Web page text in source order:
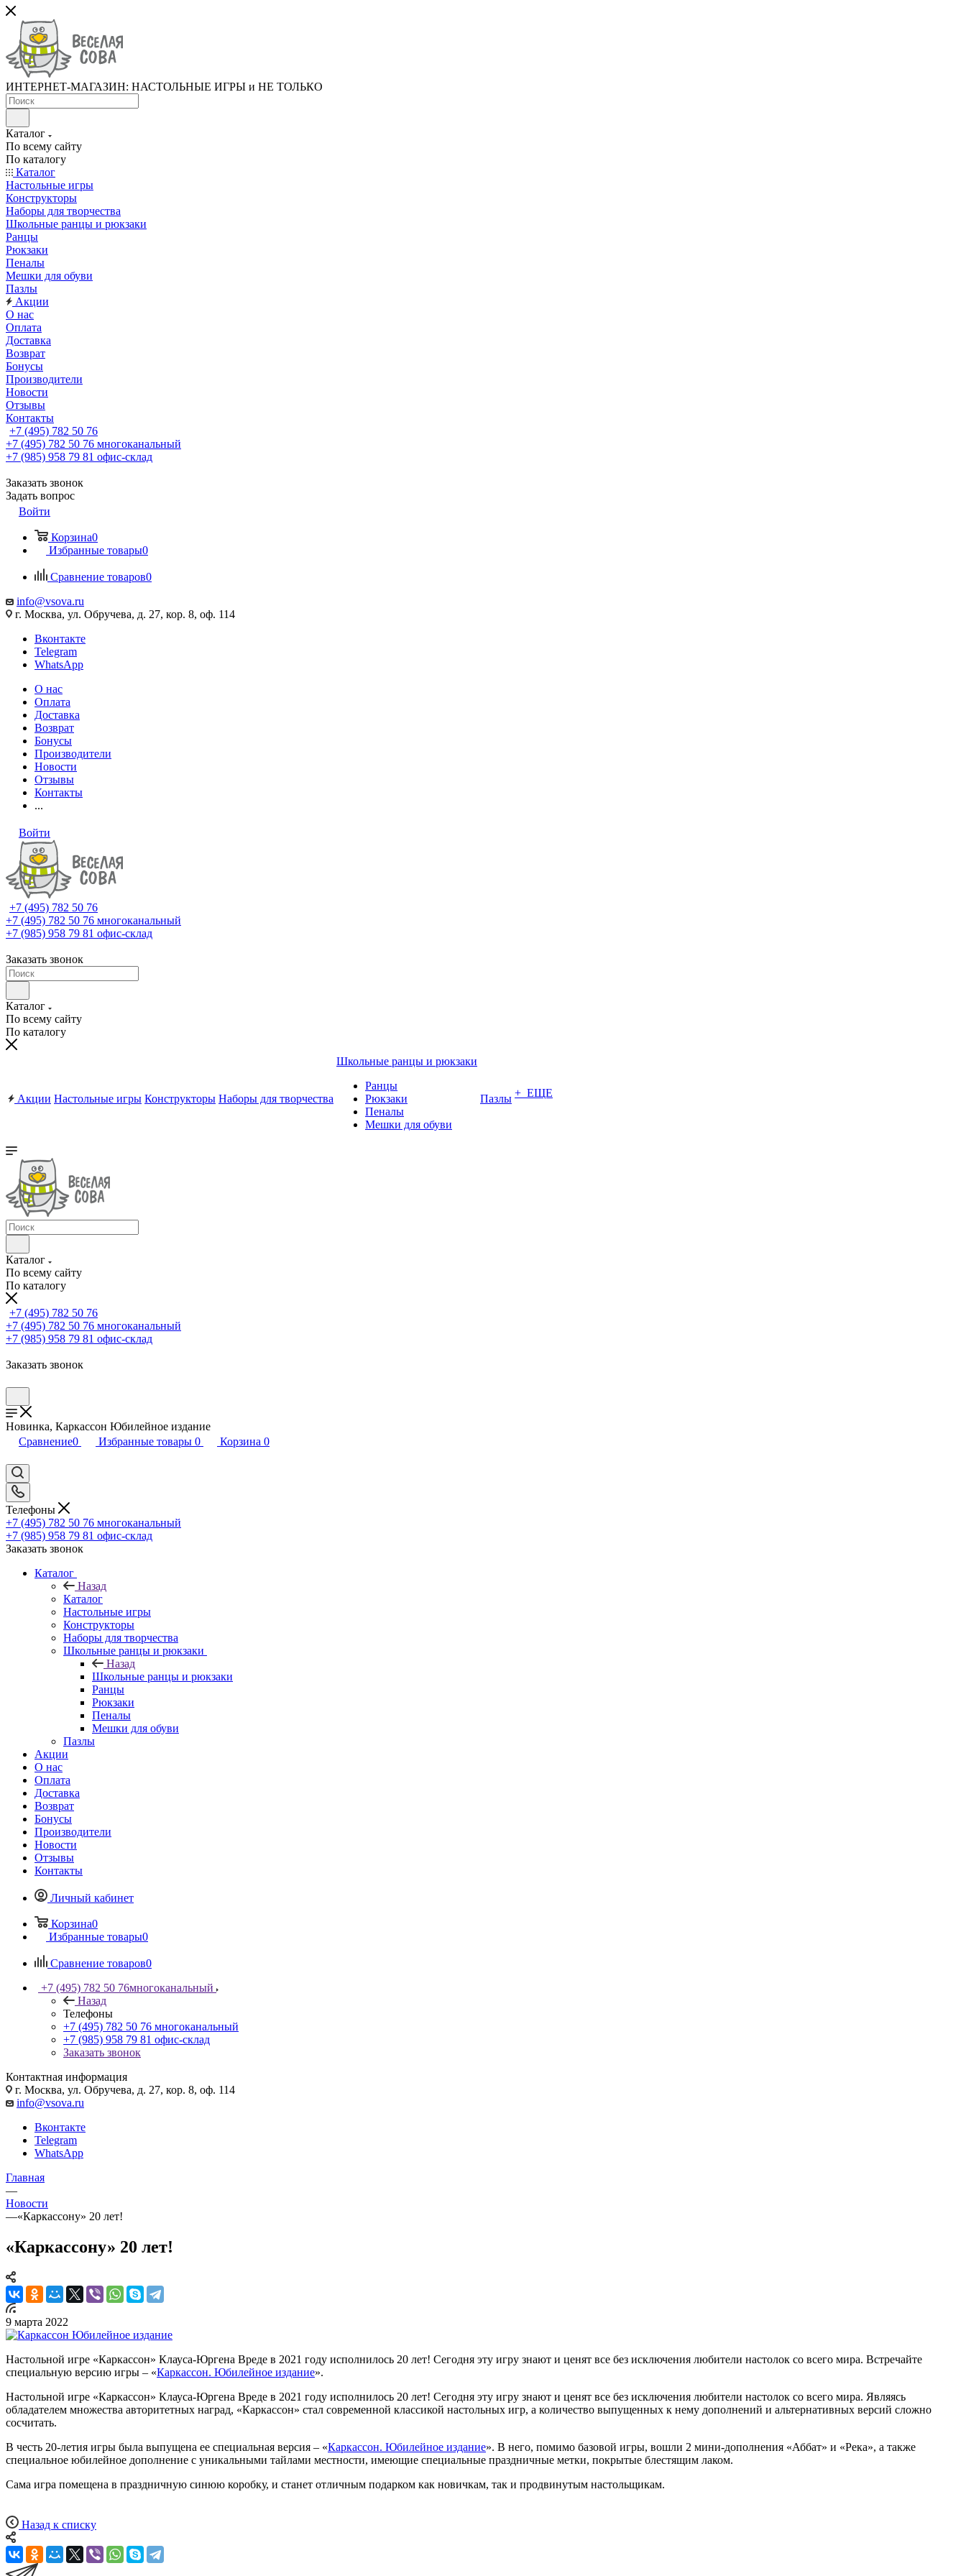
ИНТЕРНЕТ-МАГАЗИН: НАСТОЛЬНЫЕ ИГРЫ и НЕ ТОЛЬКО
Каталог
По всему сайту
По каталогу
Каталог
Настольные игры
Конструкторы
Наборы для творчества
Школьные ранцы и рюкзаки
Ранцы
Рюкзаки
Пеналы
Мешки для обуви
Пазлы
Акции
О нас
Оплата
Доставка
Возврат
Бонусы
Производители
Новости
Отзывы
Контакты
+7 (495) 782 50 76
+7 (495) 782 50 76 многоканальный
+7 (985) 958 79 81 офис-склад
Заказать звонок
Задать вопрос
Войти
Корзина0
Избранные товары0
Сравнение товаров0
info@vsova.ru
г. Москва, ул. Обручева, д. 27, кор. 8, оф. 114
Вконтакте
Telegram
WhatsApp
О нас
Оплата
Доставка
Возврат
Бонусы
Производители
Новости
Отзывы
Контакты
...
Войти
+7 (495) 782 50 76
+7 (495) 782 50 76 многоканальный
+7 (985) 958 79 81 офис-склад
Заказать звонок
Каталог
По всему сайту
По каталогу
Акции Настольные игры Конструкторы Наборы для творчества
Школьные ранцы и рюкзаки
Ранцы
Рюкзаки
Пеналы
Мешки для обуви
Пазлы + ЕЩЕ
Каталог
По всему сайту
По каталогу
+7 (495) 782 50 76
+7 (495) 782 50 76 многоканальный
+7 (985) 958 79 81 офис-склад
Заказать звонок
Новинка, Каркассон Юбилейное издание
Сравнение0 Избранные товары 0 Корзина 0
Телефоны
+7 (495) 782 50 76 многоканальный
+7 (985) 958 79 81 офис-склад
Заказать звонок
Каталог
Назад
Каталог
Настольные игры
Конструкторы
Наборы для творчества
Школьные ранцы и рюкзаки
Назад
Школьные ранцы и рюкзаки
Ранцы
Рюкзаки
Пеналы
Мешки для обуви
Пазлы
Акции
О нас
Оплата
Доставка
Возврат
Бонусы
Производители
Новости
Отзывы
Контакты
Личный кабинет
Корзина0
Избранные товары0
Сравнение товаров0
+7 (495) 782 50 76многоканальный
Назад
Телефоны
+7 (495) 782 50 76 многоканальный
+7 (985) 958 79 81 офис-склад
Заказать звонок
Контактная информация
г. Москва, ул. Обручева, д. 27, кор. 8, оф. 114
info@vsova.ru
Вконтакте
Telegram
WhatsApp
Главная
—
Новости
—«Каркассону» 20 лет!
«Каркассону» 20 лет!
9 марта 2022
Настольной игре «Каркассон» Клауса-Юргена Вреде в 2021 году исполнилось 20 лет! Сегодня эту игру знают и ценят все без исключения любители настолок со всего мира. Встречайте
специальную версию игры – «Каркассон. Юбилейное издание».
Настольной игре «Каркассон» Клауса-Юргена Вреде в 2021 году исполнилось 20 лет! Сегодня эту игру знают и ценят все без исключения любители настолок со всего мира. Являясь
обладателем множества авторитетных наград, «Каркассон» стал современной классикой настольных игр, а количество выпущенных к нему дополнений и альтернативных версий сложно
сосчитать.
В честь 20-летия игры была выпущена ее специальная версия – «Каркассон. Юбилейное издание». В него, помимо базовой игры, вошли 2 мини-дополнения «Аббат» и «Река», а также
специальное юбилейное дополнение с уникальными тайлами местности, имеющие специальные праздничные метки, покрытые блестящим лаком.
Сама игра помещена в праздничную синюю коробку, и станет отличным подарком как новичкам, так и продвинутым настольщикам.
Назад к списку